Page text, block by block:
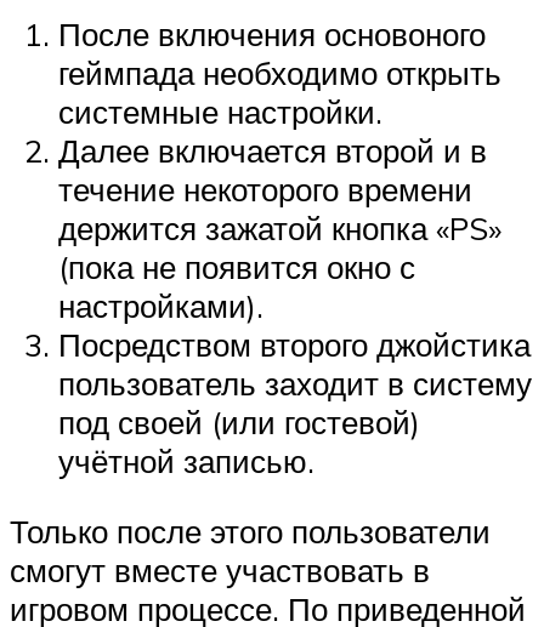
После включения основоного
геймпада необходимо открыть
системные настройки.
Далее включается второй и в
течение некоторого времени
держится зажатой кнопка «PS»
(пока не появится окно с
настройками).
Посредством второго джойстика
пользователь заходит в систему
под своей (или гостевой)
учётной записью.
Только после этого пользователи
смогут вместе участвовать в
игровом процессе. По приведенной